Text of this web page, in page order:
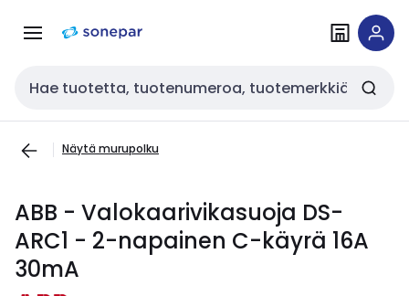
navigointiinsisältöön
Haku
Näytä murupolku
ABB - Valokaarivikasuoja DS-
ARC1 - 2-napainen C-käyrä 16A
30mA